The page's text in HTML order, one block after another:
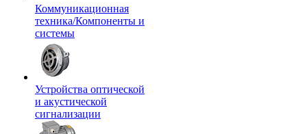
Коммуникационная
техника/Компоненты и
системы
Устройства оптической
и акустической
сигнализации